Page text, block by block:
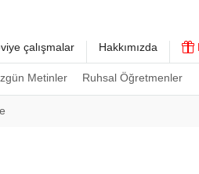
Metinler Ruhsal Öğretmenler
çalışmalar Hakkımızda